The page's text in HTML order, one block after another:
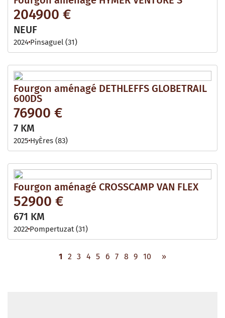
204900 €
NEUF
2024 Pinsaguel (31)
Fourgon aménagé DETHLEFFS GLOBETRAIL
600DS
76900 €
7 KM
2025 HyÈres (83)
Fourgon aménagé CROSSCAMP VAN FLEX
52900 €
671 KM
2022 Pompertuzat (31)
1 2 3 4 5 6 7 8 9 10 »